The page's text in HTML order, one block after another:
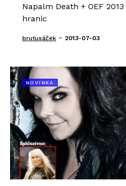
Napalm Death + OEF
hranic
brutusáček - 2013-07-03
NOVINKA